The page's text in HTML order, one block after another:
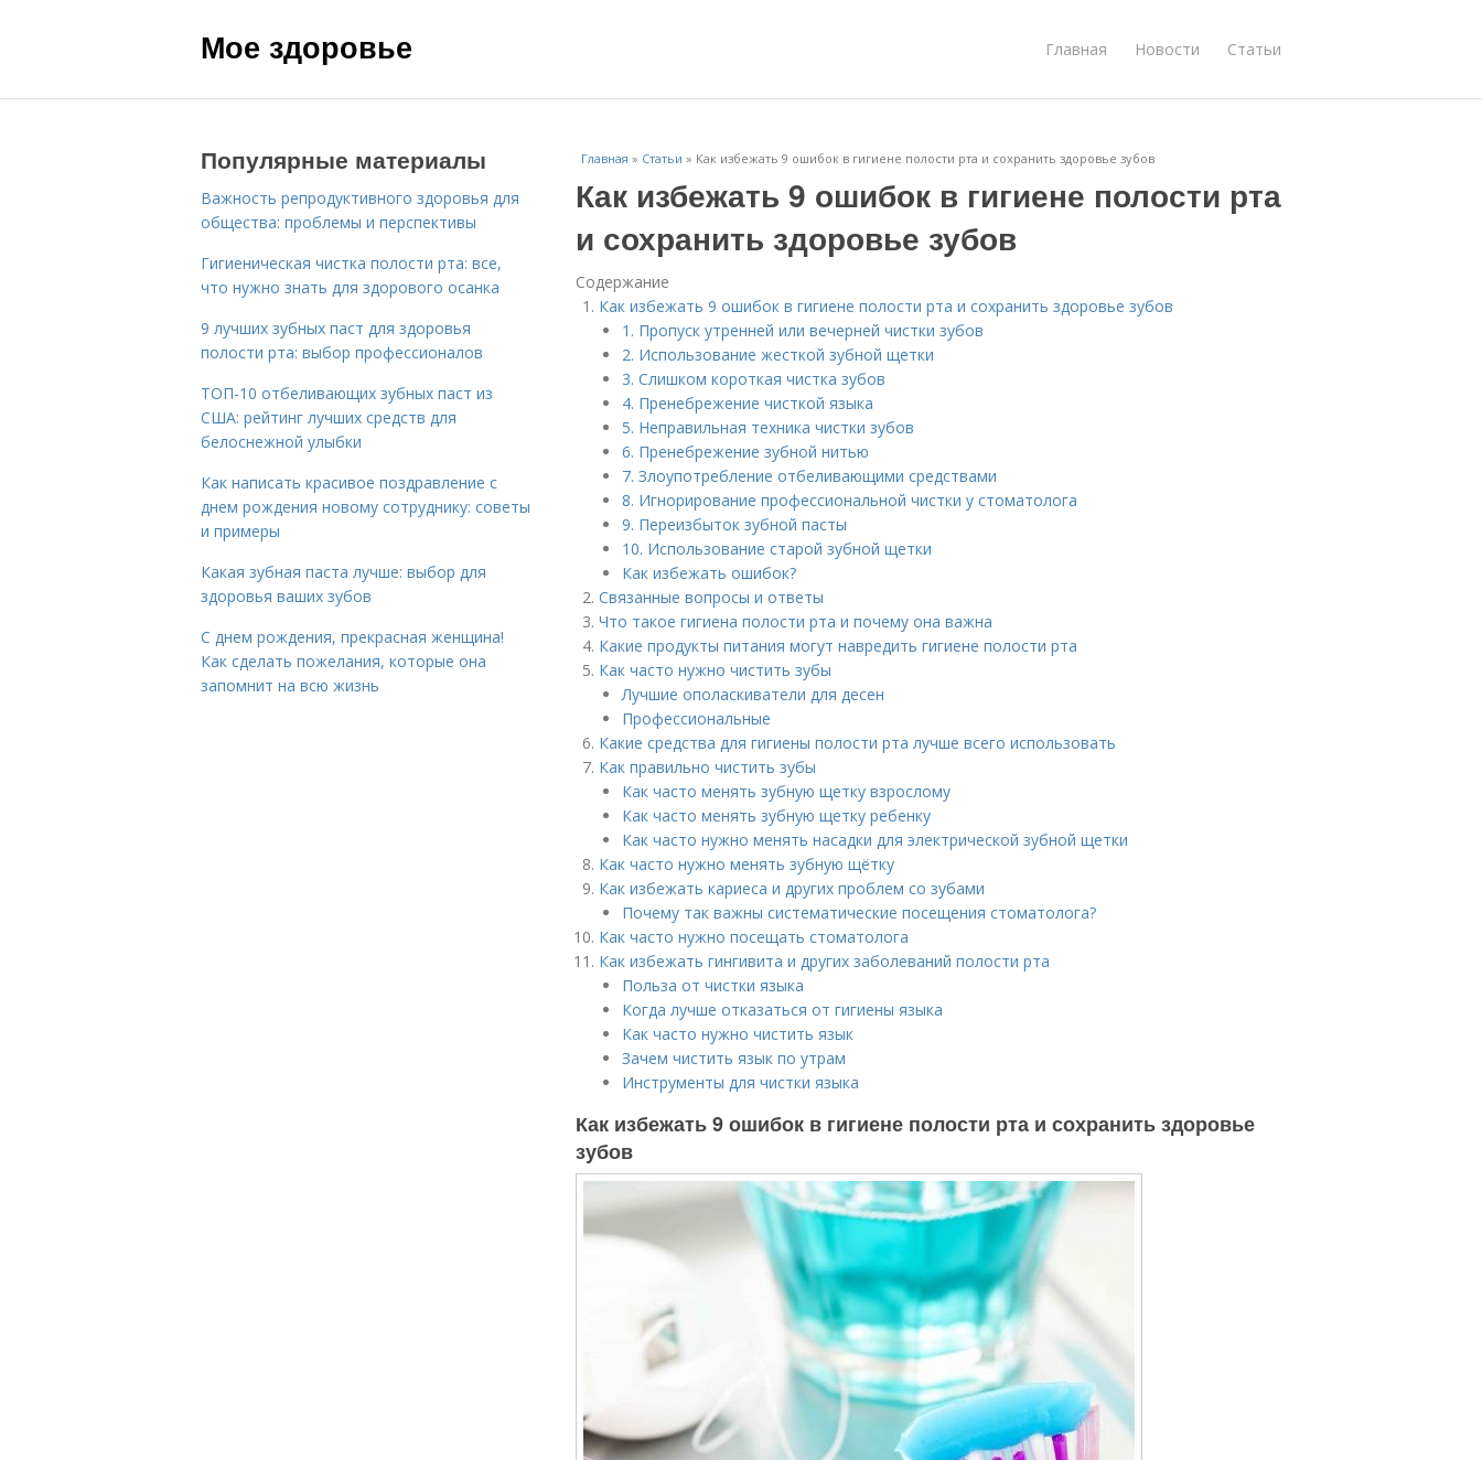
Мое здоровье Главная Новости Статьи
Главная » Статьи » Как избежать 9 ошибок в гигиене полости рта и сохранить здоровье зубов
Как избежать 9 ошибок в гигиене полости рта
и сохранить здоровье зубов
Содержание
Как избежать 9 ошибок в гигиене полости рта и сохранить здоровье зубов
1. Пропуск утренней или вечерней чистки зубов
2. Использование жесткой зубной щетки
3. Слишком короткая чистка зубов
4. Пренебрежение чисткой языка
5. Неправильная техника чистки зубов
6. Пренебрежение зубной нитью
7. Злоупотребление отбеливающими средствами
8. Игнорирование профессиональной чистки у стоматолога
9. Переизбыток зубной пасты
10. Использование старой зубной щетки
Как избежать ошибок?
Связанные вопросы и ответы
Что такое гигиена полости рта и почему она важна
Какие продукты питания могут навредить гигиене полости рта
Как часто нужно чистить зубы
Лучшие ополаскиватели для десен
Профессиональные
Какие средства для гигиены полости рта лучше всего использовать
Как правильно чистить зубы
Как часто менять зубную щетку взрослому
Как часто менять зубную щетку ребенку
Как часто нужно менять насадки для электрической зубной щетки
Как часто нужно менять зубную щётку
Как избежать кариеса и других проблем со зубами
Почему так важны систематические посещения стоматолога?
Как часто нужно посещать стоматолога
Как избежать гингивита и других заболеваний полости рта
Польза от чистки языка
Когда лучше отказаться от гигиены языка
Как часто нужно чистить язык
Зачем чистить язык по утрам
Инструменты для чистки языка
Как избежать 9 ошибок в гигиене полости рта и сохранить здоровье
зубов
Популярные материалы
Важность репродуктивного здоровья для
общества: проблемы и перспективы
Гигиеническая чистка полости рта: все,
что нужно знать для здорового осанка
9 лучших зубных паст для здоровья
полости рта: выбор профессионалов
ТОП-10 отбеливающих зубных паст из
США: рейтинг лучших средств для
белоснежной улыбки
Как написать красивое поздравление с
днем рождения новому сотруднику: советы
и примеры
Какая зубная паста лучше: выбор для
здоровья ваших зубов
С днем рождения, прекрасная женщина!
Как сделать пожелания, которые она
запомнит на всю жизнь